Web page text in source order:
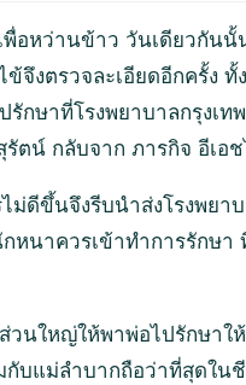
หว่านข้าว วันเดียวกันนั้
ตรวจละเอียดอีกครั้ง ทั้ง
ษาที่โรงพยาบาลกรุงเท
น์ กลับจาก ภารกิจ อีเอช
ดีขึ้นจึงรีบนำส่งโรงพยา
นาควรเข้าทำการรักษ
วนใหญ่ให้พาพ่อไปรักษา
บแม่ลำบากถือว่าที่สุดใ